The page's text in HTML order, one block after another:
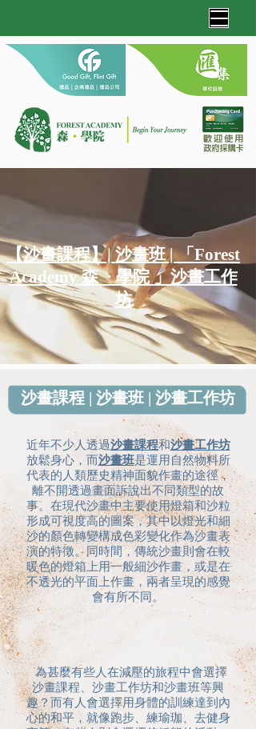
【沙畫課程】| 沙畫班 | 「Forest
Academy 森 · 學院 」沙畫工作
坊
近年不少人透過沙畫課程和沙畫工作坊
放鬆身心，而沙畫班是運用自然物料所
代表的人類歷史精神面貌作畫的途徑，
離不開透過畫面訴說出不同類型的故
事。在現代沙畫中主要使用燈箱和沙粒
形成可視度高的圖案，其中以燈光和細
沙的顏色轉變構成色彩變化作為沙畫表
演的特徵。同時間，傳統沙畫則會在較
暖色的燈箱上用一般細沙作畫，或是在
不透光的平面上作畫，兩者呈現的感覺
會有所不同。
為甚麼有些人在減壓的旅程中會選擇
沙畫課程、沙畫工作坊和沙畫班等興
趣？而有人會選擇用身體的訓練達到內
心的和平，就像跑步、練瑜珈、去健身
沙畫課程 | 沙畫班 | 沙畫工作坊